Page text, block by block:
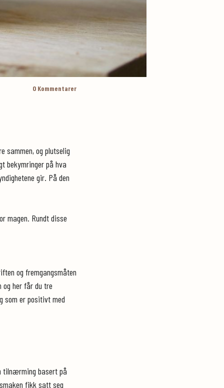
0 Kommentarer
sammen, og plutselig
bekymringer på hva
gir. På den
magen. Rundt disse
og fremgangsmåten
her får du tre
som er positivt med
tilnærming basert på
fikk satt seg